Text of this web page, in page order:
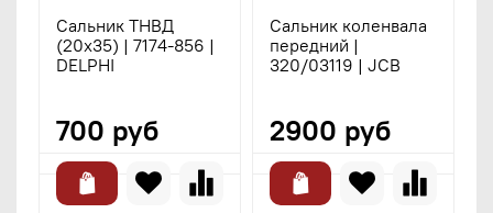
Сальник ТНВД
(20х35) | 7174-856 |
DELPHI
700 руб
Сальник коленвала
передний |
320/03119 | JCB
2900 руб